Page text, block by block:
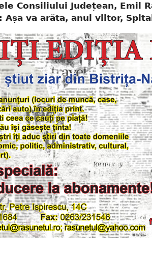
Consiliului Județean, Emil
Așa va arăta, anul viitor,